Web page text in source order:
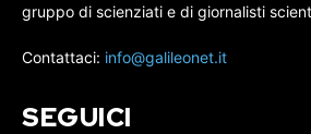
gruppo di scienziati e di giornalisti
Contattaci: info@galileonet.it
SEGUICI